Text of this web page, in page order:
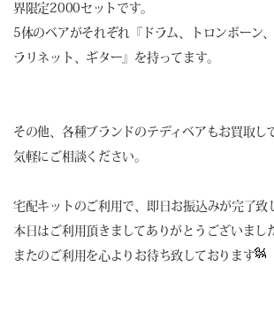
界限定2000セットです。
5体のベアがそれぞれ『ドラム、トロンボーン
ラリネット、ギター』を持ってます。
その他、各種ブランドのテディベアもお買取し
気軽にご相談ください。
宅配キットのご利用で、即日お振込みが完了致
本日はご利用頂きましてありがとうございまし
またのご利用を心よりお待ち致しております